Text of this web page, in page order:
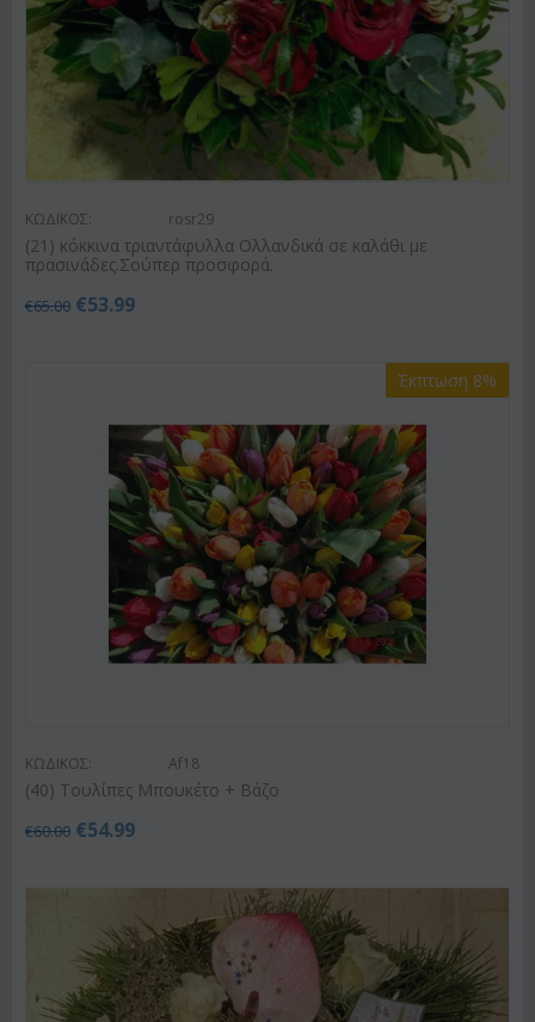
ΚΩΔΙΚΟΣ: rosr29
(21) κόκκινα τριαντάφυλλα Ολλανδικά σε καλάθι με
πρασινάδες.Σούπερ προσφορά.
€65.00 €53.99
Έκπτωση 8%
ΚΩΔΙΚΟΣ: Af18
(40) Τουλίπες Μπουκέτο + Βάζο
€60.00 €54.99